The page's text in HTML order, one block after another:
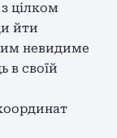
цілком
йти
невидиме
в своїй